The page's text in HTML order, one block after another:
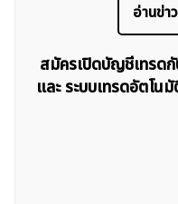
อ่านข่า
สมัครเปิดบัญชีเทรดกั
และ ระบบเทรดอัตโ